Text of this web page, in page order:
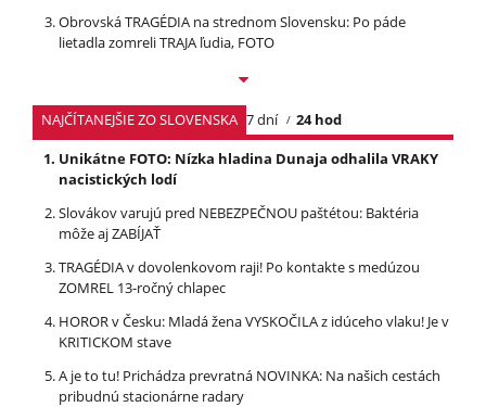
Obrovská TRAGÉDIA na strednom Slovensku: Po páde
lietadla zomreli TRAJA ľudia, FOTO
NAJČÍTANEJŠIE ZO SLOVENSKA 7 dní
24 hod
Unikátne FOTO: Nízka hladina Dunaja odhalila VRAKY
nacistických lodí
Slovákov varujú pred NEBEZPEČNOU paštétou: Baktéria
môže aj ZABÍJAŤ
TRAGÉDIA v dovolenkovom raji! Po kontakte s medúzou
ZOMREL 13-ročný chlapec
HOROR v Česku: Mladá žena VYSKOČILA z idúceho vlaku! Je v
KRITICKOM stave
A je to tu! Prichádza prevratná NOVINKA: Na našich cestách
pribudnú stacionárne radary